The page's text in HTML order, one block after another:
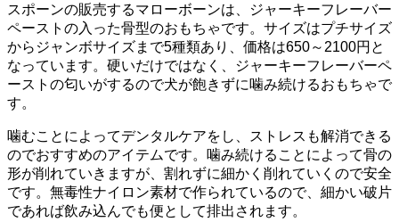
スポーンの販売するマローボーンは、ジャーキーフレーバー
ペーストの入った骨型のおもちゃです。サイズはプチサイズ
からジャンボサイズまで5種類あり、価格は650～2100円と
なっています。硬いだけではなく、ジャーキーフレーバーペ
ーストの匂いがするので犬が飽きずに噛み続けるおもちゃで
す。
噛むことによってデンタルケアをし、ストレスも解消できる
のでおすすめのアイテムです。噛み続けることによって骨の
形が削れていきますが、割れずに細かく削れていくので安全
です。無毒性ナイロン素材で作られているので、細かい破片
であれば飲み込んでも便として排出されます。